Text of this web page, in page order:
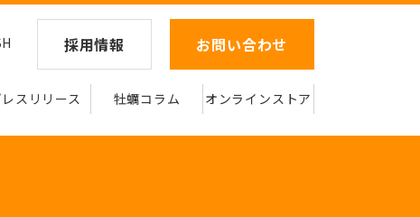
採用情報 お問い合わせ
スリリース 牡蠣コラム オンラインストア